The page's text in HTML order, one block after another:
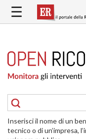
contenuto
RICOSTRUZIONE
PUBBLICA
DELLE
ABITAZIONI
RICOSTRUZIONE
☰
Inserisci il nome di un
tecnico o di un’impresa,